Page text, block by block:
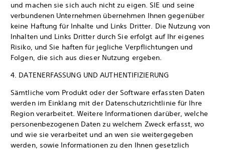
und machen sie sich auch nicht zu eigen. SIE und seine
verbundenen Unternehmen übernehmen Ihnen gegenüber
keine Haftung für Inhalte und Links Dritter. Die Nutzung von
Inhalten und Links Dritter durch Sie erfolgt auf Ihr eigenes
Risiko, und Sie haften für jegliche Verpflichtungen und
Folgen, die sich aus dieser Nutzung ergeben.
4. DATENERFASSUNG UND AUTHENTIFIZIERUNG
Sämtliche vom Produkt oder der Software erfassten Daten
werden im Einklang mit der Datenschutzrichtlinie für Ihre
Region verarbeitet. Weitere Informationen darüber, welche
personenbezogenen Daten zu welchem Zweck erfasst, wo
und wie sie verarbeitet und an wen sie weitergegeben
werden, sowie Informationen zu den Ihnen gesetzlich